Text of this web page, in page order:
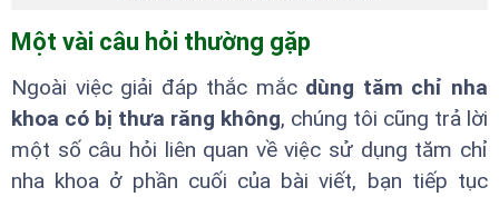
Một vài câu hỏi thường gặp
Ngoài việc giải đáp thắc mắc dùng tăm chỉ nha
khoa có bị thưa răng không, chúng tôi cũng trả lời
một số câu hỏi liên quan về việc sử dụng tăm chỉ
nha khoa ở phần cuối của bài viết, bạn tiếp tục